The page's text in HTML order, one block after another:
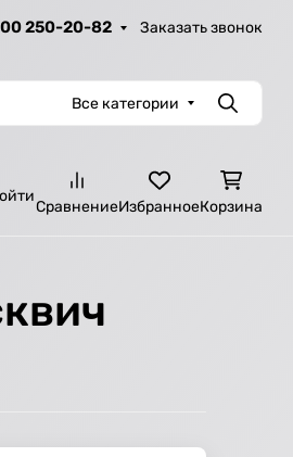
250-20-82 Заказать звонок
Все категории Поиск
СравнениеИзбранноеКорзина